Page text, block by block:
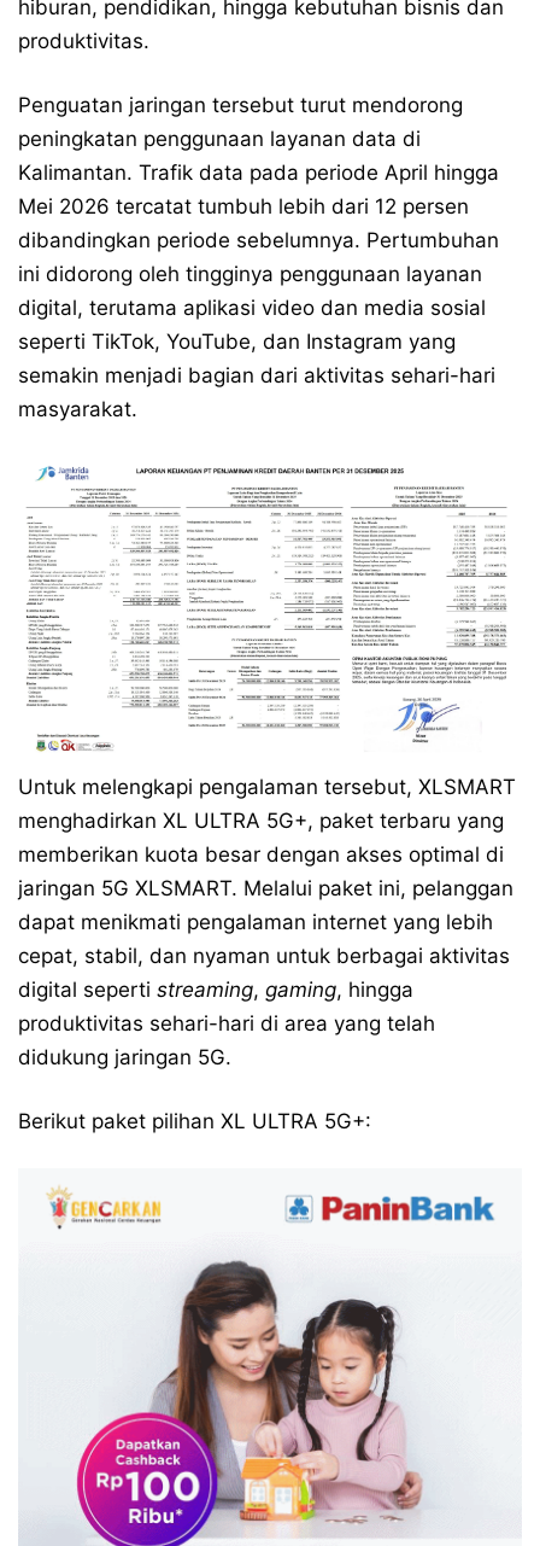
hiburan, pendidikan, hingga kebutuhan bisnis dan
produktivitas.
Penguatan jaringan tersebut turut mendorong
peningkatan penggunaan layanan data di
Kalimantan. Trafik data pada periode April hingga
Mei 2026 tercatat tumbuh lebih dari 12 persen
dibandingkan periode sebelumnya. Pertumbuhan
ini didorong oleh tingginya penggunaan layanan
digital, terutama aplikasi video dan media sosial
seperti TikTok, YouTube, dan Instagram yang
semakin menjadi bagian dari aktivitas sehari-hari
masyarakat.
Untuk melengkapi pengalaman tersebut, XLSMART
menghadirkan XL ULTRA 5G+, paket terbaru yang
memberikan kuota besar dengan akses optimal di
jaringan 5G XLSMART. Melalui paket ini, pelanggan
dapat menikmati pengalaman internet yang lebih
cepat, stabil, dan nyaman untuk berbagai aktivitas
digital seperti streaming, gaming, hingga
produktivitas sehari-hari di area yang telah
didukung jaringan 5G.
Berikut paket pilihan XL ULTRA 5G+: